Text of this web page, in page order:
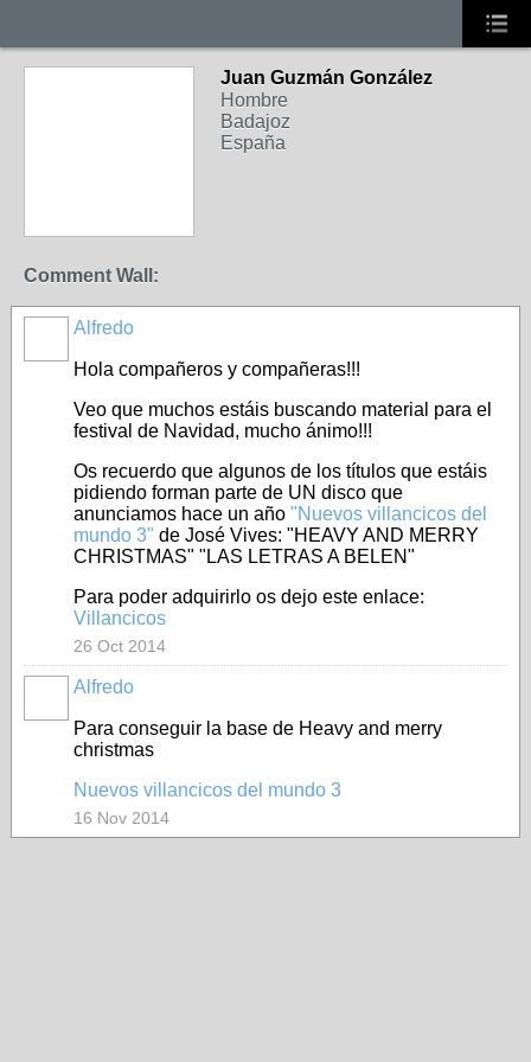
Juan Guzmán González
Hombre
Badajoz
España
Comment Wall:
Alfredo
Hola compañeros y compañeras!!!
Veo que muchos estáis buscando material para el
festival de Navidad, mucho ánimo!!!
Os recuerdo que algunos de los títulos que estáis
pidiendo forman parte de UN disco que
anunciamos hace un año "Nuevos villancicos del
mundo 3" de José Vives: "HEAVY AND MERRY
CHRISTMAS" "LAS LETRAS A BELEN"
Para poder adquirirlo os dejo este enlace:
Villancicos
26 Oct 2014
Alfredo
Para conseguir la base de Heavy and merry
christmas
Nuevos villancicos del mundo 3
16 Nov 2014